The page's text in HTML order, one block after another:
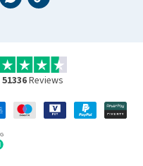
51336Reviews